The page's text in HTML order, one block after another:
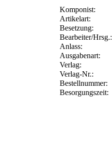
Komponist:
Artikelart:
Besetzung:
Bearbeiter/Hrsg.:
Anlass:
Ausgabenart:
Verlag:
Verlag-Nr.:
Bestellnummer:
Besorgungszeit: